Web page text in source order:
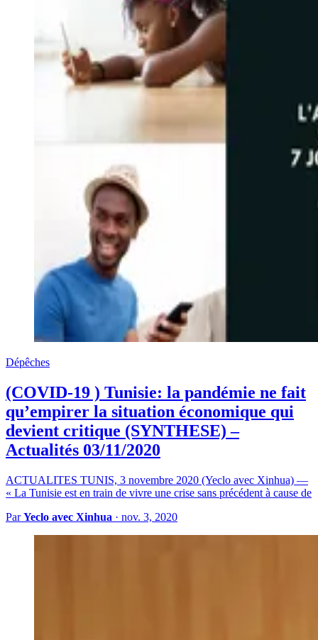
Dépêches
(COVID-19 ) Tunisie: la pandémie ne fait
qu’empirer la situation économique qui
devient critique (SYNTHESE) –
Actualités 03/11/2020
ACTUALITES TUNIS, 3 novembre 2020 (Yeclo avec Xinhua) —
« La Tunisie est en train de vivre une crise sans précédent à cause de
ParYeclo avec Xinhua · nov. 3, 2020